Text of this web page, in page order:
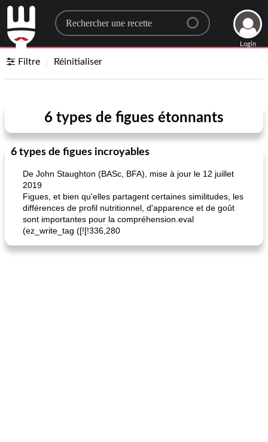
Search for a recipe
Login
Filtre Réinitialiser
6 types de figues étonnants
6 types de figues incroyables
De John Staughton (BASc, BFA), mise à jour le 12 juillet
2019
Figues, et bien qu'elles partagent certaines similitudes, les
différences de profil nutritionnel, d'apparence et de goût
sont importantes pour la compréhension.eval
(ez_write_tag ([![!336,280